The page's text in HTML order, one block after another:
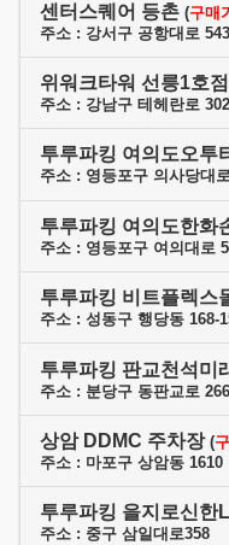
센터스퀘어 등촌 (구매
주소 : 강서구 공항대로 543
위워크타워 선릉1호점
주소 : 강남구 테헤란로 302
투루파킹 여의도오투
주소 : 영등포구 의사당대
투루파킹 여의도한화
주소 : 영등포구 여의대로
투루파킹 비트플렉스
주소 : 성동구 행당동 168-
투루파킹 판교천석미
주소 : 분당구 동판교로
상암 DDMC 주차장 (
주소 : 마포구 상암동 1610
투루파킹 을지로신한
주소 : 중구 삼일대로358